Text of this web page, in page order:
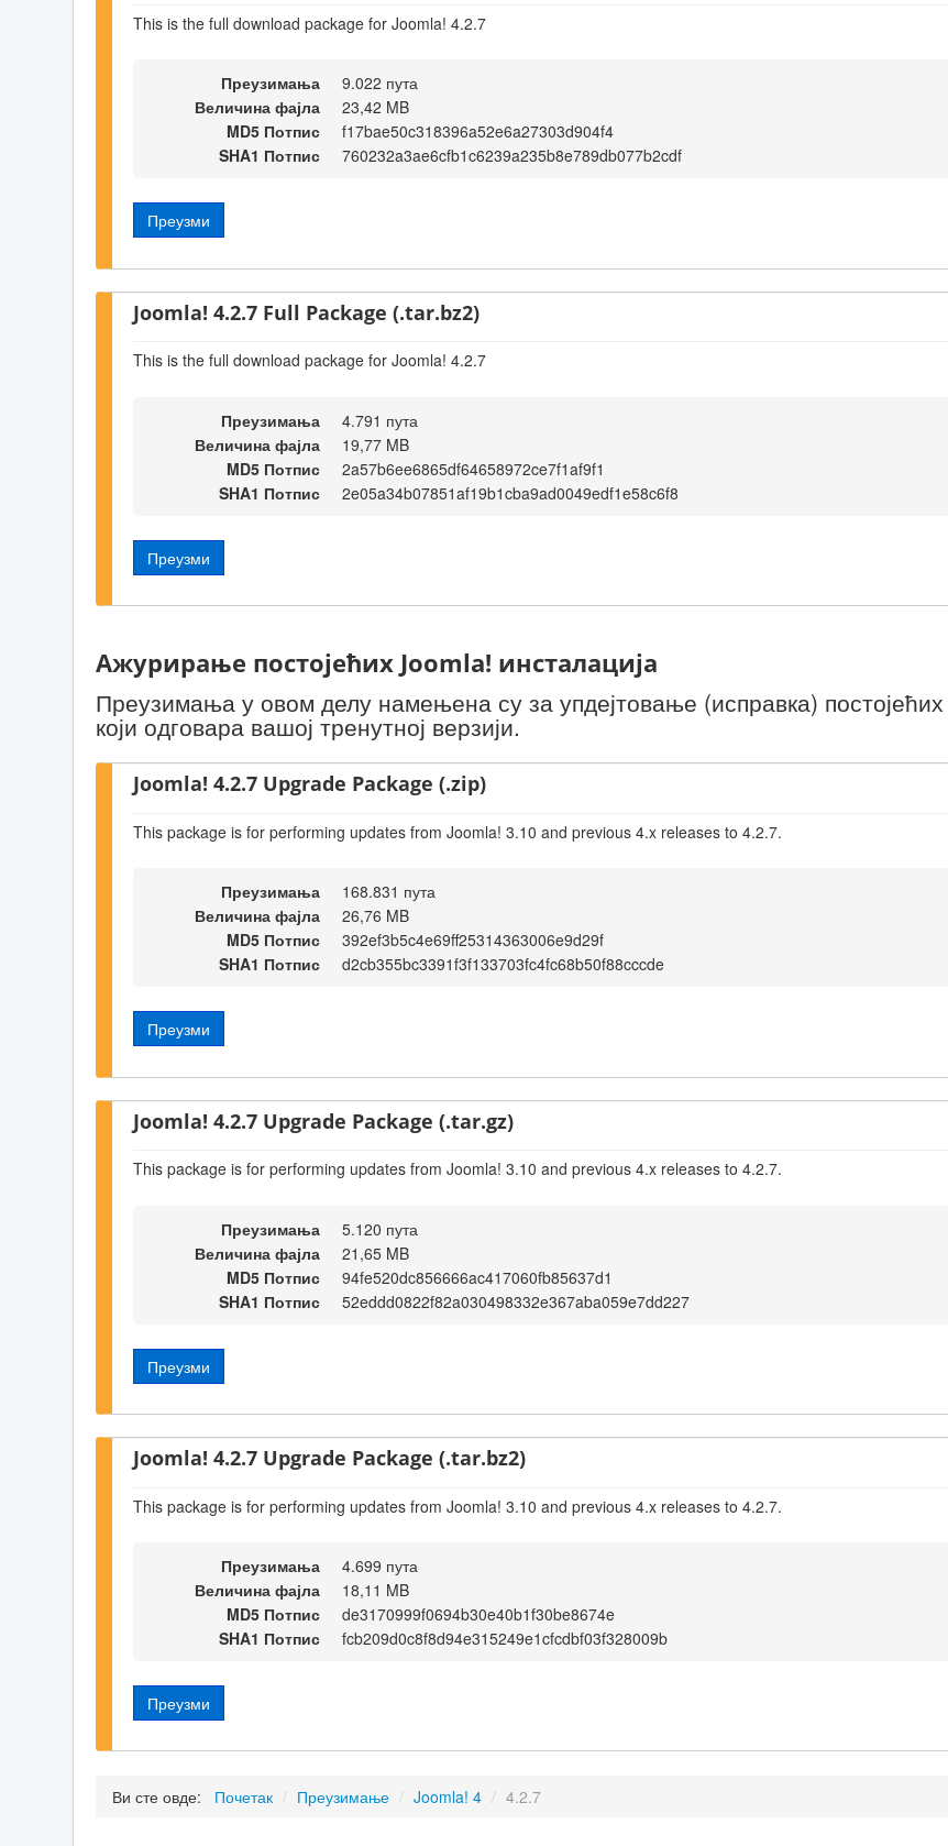
This is the full download package for Joomla! 4.2.7
Преузимања
9.022 пута
Величина фајла
23,42 MB
MD5 Потпис
f17bae50c318396a52e6a27303d904f4
SHA1 Потпис
760232a3ae6cfb1c6239a235b8e789db077b2cdf
Преузми
Joomla! 4.2.7 Full Package (.tar.bz2)
This is the full download package for Joomla! 4.2.7
Преузимања
4.791 пута
Величина фајла
19,77 MB
MD5 Потпис
2a57b6ee6865df64658972ce7f1af9f1
SHA1 Потпис
2e05a34b07851af19b1cba9ad0049edf1e58c6f8
Преузми
Ажурирање постојећих Joomla! инсталација
Преузимања у овом делу намењена су за упдејтовање (исправка)
који одговара вашој тренутној верзији.
Joomla! 4.2.7 Upgrade Package (.zip)
This package is for performing updates from Joomla! 3.10 and previous 4.x releases to 4.2.7.
Преузимања
168.831 пута
Величина фајла
26,76 MB
MD5 Потпис
392ef3b5c4e69ff25314363006e9d29f
SHA1 Потпис
d2cb355bc3391f3f133703fc4fc68b50f88cccde
Преузми
Joomla! 4.2.7 Upgrade Package (.tar.gz)
This package is for performing updates from Joomla! 3.10 and previous 4.x releases to 4.2.7.
Преузимања
5.120 пута
Величина фајла
21,65 MB
MD5 Потпис
94fe520dc856666ac417060fb85637d1
SHA1 Потпис
52eddd0822f82a030498332e367aba059e7dd227
Преузми
Joomla! 4.2.7 Upgrade Package (.tar.bz2)
This package is for performing updates from Joomla! 3.10 and previous 4.x releases to 4.2.7.
Преузимања
4.699 пута
Величина фајла
18,11 MB
MD5 Потпис
de3170999f0694b30e40b1f30be8674e
SHA1 Потпис
fcb209d0c8f8d94e315249e1cfcdbf03f328009b
Преузми
Ви сте овде: Почетак / Преузимање / Joomla! 4 / 4.2.7